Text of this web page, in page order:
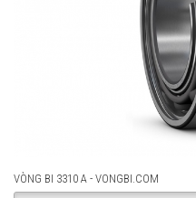
VÒNG BI 3310 A - VONGBI.COM